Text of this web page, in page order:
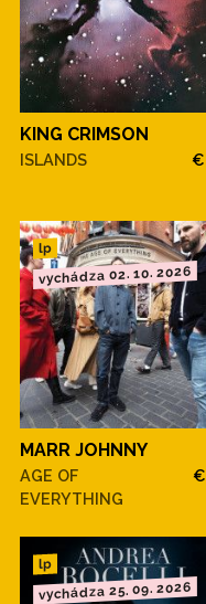
KING CRIMSON
ISLANDS €
lp
vychádza 02. 10. 2026
MARR JOHNNY
AGE OF
EVERYTHING
€
lp
vychádza 25. 09. 2026